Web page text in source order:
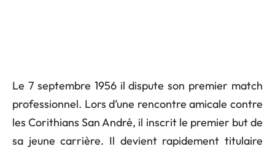
Le 7 septembre 1956 il dispute son premier match
professionnel. Lors d’une rencontre amicale contre
les Corithians San André, il inscrit le premier but de
sa jeune carrière. Il devient rapidement titulaire